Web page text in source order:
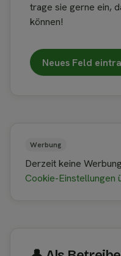
trage sie gerne ein,
können!
Neues Feld
Werbung
Derzeit keine
Cookie-Einstellungen